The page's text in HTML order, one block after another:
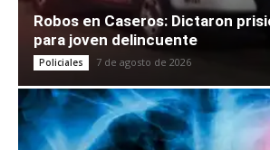
Robos en Caseros: Dictaron
para joven delincuente
Policiales 7 de agosto de 2026